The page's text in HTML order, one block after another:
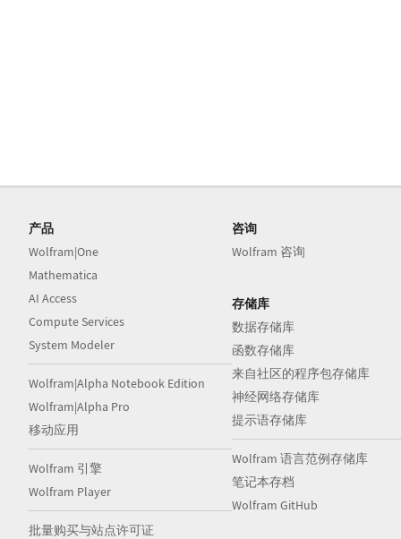
产品
Wolfram|One
Mathematica
AI Access
Compute Services
System Modeler
Wolfram|Alpha Notebook Edition
Wolfram|Alpha Pro
移动应用
Wolfram 引擎
Wolfram Player
批量购买与站点许可证
咨询
Wolfram 咨询
存储库
数据存储库
函数存储库
来自社区的程序包存储库
神经网络存储库
提示语存储库
Wolfram 语言范例存储库
笔记本存档
Wolfram GitHub